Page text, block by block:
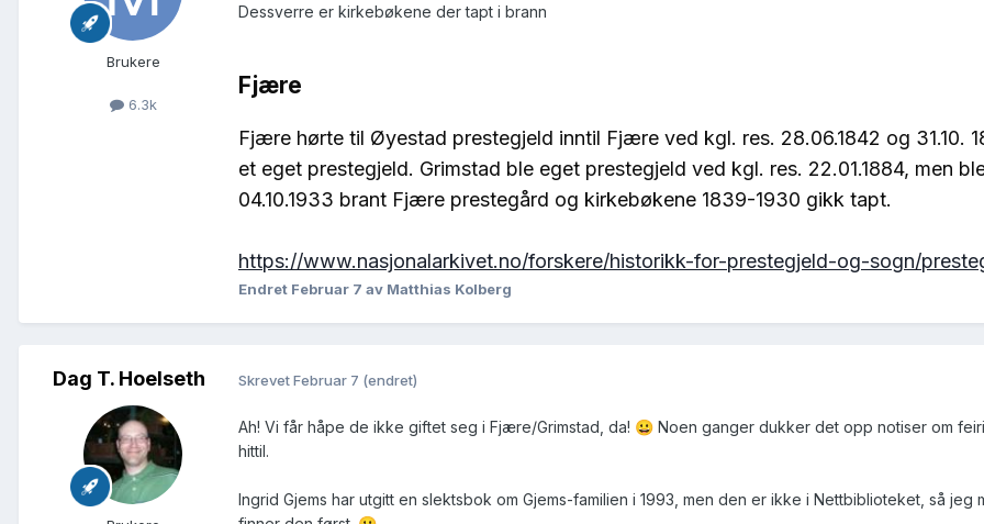
Brukere
6.3k
Dessverre er kirkebøkene der tapt i brann
Fjære
Fjære hørte til Øyestad prestegjeld inntil Fjære ved kgl. res. 28.06.1842 og 31.10.
et eget prestegjeld. Grimstad ble eget prestegjeld ved kgl. res. 22.01.1884, men
04.10.1933 brant Fjære prestegård og kirkebøkene 1839-1930 gikk tapt.
https://www.nasjonalarkivet.no/forskere/historikk-for-prestegjeld-og-sogn/
Endret Februar 7 av Matthias Kolberg
Dag T. Hoelseth SkrevetFebruar 7 (endret)
Ah! Vi får håpe de ikke giftet seg i Fjære/Grimstad, da! 😀 Noen ganger dukker det opp notiser om
hittil.
Ingrid Gjems har utgitt en slektsbok om Gjems-familien i 1993, men den er ikke i Nettbiblioteket, så